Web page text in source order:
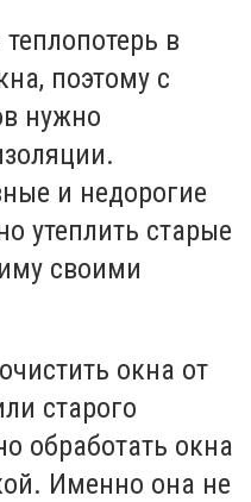
в
поэтому с
нужно
и недорогие
утеплить старые
своими
окна от
старого
обработать окна
Именно она не